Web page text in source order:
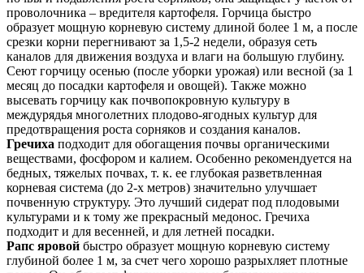
проволочника – вредителя картофеля. Горчица быстро
образует мощную корневую систему длиной более 1 м, а после
срезки корни перегнивают за 1,5-2 недели, образуя сеть
каналов для движения воздуха и влаги на большую глубину.
Сеют горчицу осенью (после уборки урожая) или весной (за 1
месяц до посадки картофеля и овощей). Также можно
высевать горчицу как почвопокровную культуру в
междурядья многолетних плодово-ягодных культур для
предотвращения роста сорняков и создания каналов.
Гречиха подходит для обогащения почвы органическими
веществами, фосфором и калием. Особенно рекомендуется на
бедных, тяжелых почвах, т. к. ее глубокая разветвленная
корневая система (до 2-х метров) значительно улучшает
почвенную структуру. Это лучший сидерат под плодовыми
культурами и к тому же прекрасный медонос. Гречиха
подходит и для весенней, и для летней посадки.
Рапс яровой быстро образует мощную корневую систему
глубиной более 1 м, за счет чего хорошо разрыхляет плотные